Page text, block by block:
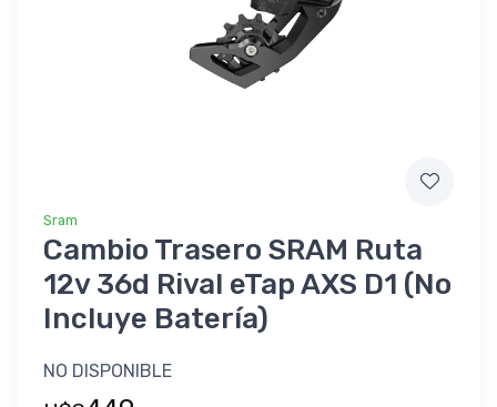
Sram
Cambio Trasero SRAM Ruta
12v 36d Rival eTap AXS D1 (No
Incluye Batería)
NO DISPONIBLE